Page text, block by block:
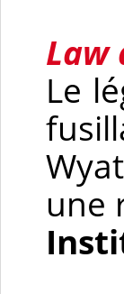
Law
Le
une